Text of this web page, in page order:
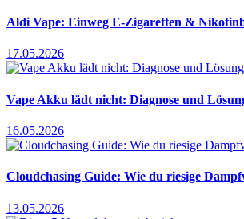
Aldi Vape: Einweg E-Zigaretten &
17.05.2026
Vape Akku lädt nicht: Diagnose und
16.05.2026
Cloudchasing Guide: Wie du riesige
13.05.2026